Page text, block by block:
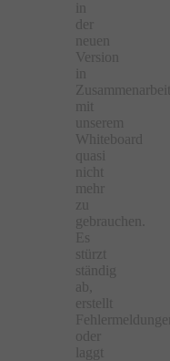
der
neuen
Version
Zusammenarbeit
mit
unserem
Whiteboard
quasi
nicht
mehr
zu
gebrauchen.
Es
stürzt
ständig
ab,
erstellt
Fehlermeldungen
oder
laggt